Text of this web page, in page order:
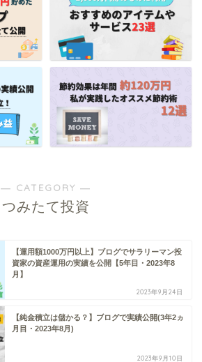
― CATEGORY ―
つみたて投資
【運用額1000万円以上】ブログでサラリーマン投
資家の資産運用の実績を公開【5年目・2023年8
月】
2023年9月24日
【純金積立は儲かる？】ブログで実績公開(3年2ヵ
月目・2023年8月)
2023年9月10日